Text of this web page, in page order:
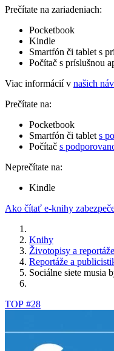
Prečítate na zariadeniach:
Pocketbook
Kindle
Smartfón či tablet s
Počítač s príslušnou
Viac informácií v našich
Prečítate na:
Pocketbook
Smartfón či tablet s
Počítač s
Neprečítate na:
Kindle
Ako čítať e-knihy
Knihy
Životopisy a reportáže
Reportáže a
Sociálne siete musia
TOP #28